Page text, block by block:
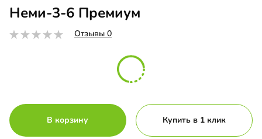
Неми-3-6 Премиум
Отзывы 0
В корзину Купить в 1 клик